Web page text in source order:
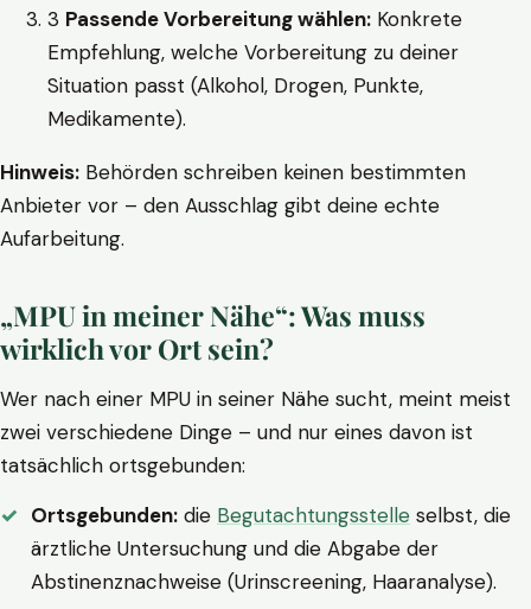
3 Passende Vorbereitung wählen: Konkrete
Empfehlung, welche Vorbereitung zu deiner
Situation passt (Alkohol, Drogen, Punkte,
Medikamente).
Hinweis: Behörden schreiben keinen bestimmten
Anbieter vor – den Ausschlag gibt deine echte
Aufarbeitung.
„MPU in meiner Nähe“: Was muss
wirklich vor Ort sein?
Wer nach einer MPU in seiner Nähe sucht, meint meist
zwei verschiedene Dinge – und nur eines davon ist
tatsächlich ortsgebunden:
Ortsgebunden: die Begutachtungsstelle selbst, die
ärztliche Untersuchung und die Abgabe der
Abstinenznachweise (Urinscreening, Haaranalyse).